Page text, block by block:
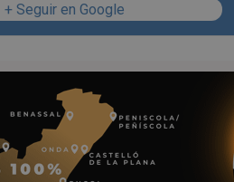
+ Seguir en Google